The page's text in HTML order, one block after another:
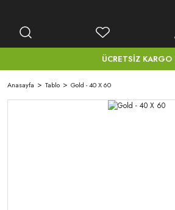
ÜCRETSİZ KARGO
Anasayfa Tablo Gold - 40 X 60